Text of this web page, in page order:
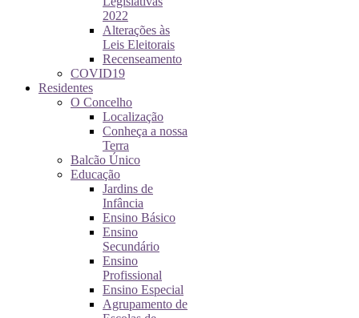
2022
Alterações às
Leis Eleitorais
Recenseamento
COVID19
Residentes
O Concelho
Localização
Conheça a nossa
Terra
Balcão Único
Educação
Jardins de
Infância
Ensino Básico
Ensino
Secundário
Ensino
Profissional
Ensino Especial
Agrupamento de